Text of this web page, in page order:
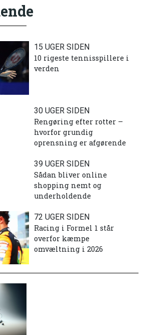
15 UGER SIDEN
10 rigeste tennisspillere i
verden
30 UGER SIDEN
Rengøring efter rotter –
hvorfor grundig
oprensning er afgørende
39 UGER SIDEN
Sådan bliver online
shopping nemt og
underholdende
72 UGER SIDEN
Racing i Formel 1 står
overfor kæmpe
omvæltning i 2026